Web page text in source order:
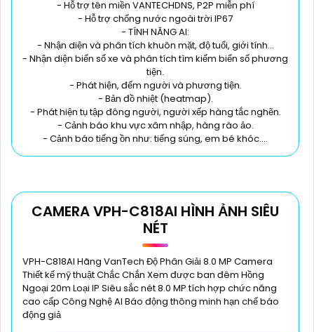
- Hỗ trợ tên miền VANTECHDNS, P2P miễn phí
- Hỗ trợ chống nước ngoài trời IP67
- TÍNH NĂNG AI:
- Nhận diện và phân tích khuôn mặt, độ tuổi, giới tính...
- Nhận diện biển số xe và phân tích tìm kiếm biển số phương
tiện.
- Phát hiện, đếm người và phương tiện.
- Bản đồ nhiệt (heatmap).
- Phát hiện tụ tập đông người, người xếp hàng tắc nghẽn.
- Cảnh báo khu vực xâm nhập, hàng rào ảo.
- Cảnh báo tiếng ồn như: tiếng súng, em bé khóc….
CAMERA VPH-C818AI HÌNH ẢNH SIÊU
NÉT
VPH-C818AI Hãng VanTech Độ Phân Giải 8.0 MP Camera
Thiết kế mỹ thuật Chắc Chắn Xem được ban đêm Hồng
Ngoại 20m Loại IP Siêu sắc nét 8.0 MP tích hợp chức năng
cao cấp Công Nghệ AI Báo động thông minh hạn chế báo
động giả